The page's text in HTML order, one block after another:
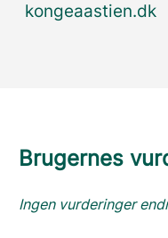
kongeaastien.dk
Brugernes
Ingen vurderinger